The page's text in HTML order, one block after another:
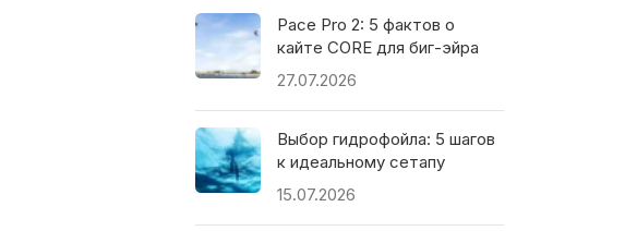
Pace Pro 2: 5 фактов о
кайте CORE для биг-эйра
27.07.2026
Выбор гидрофойла: 5 шагов
к идеальному сетапу
15.07.2026